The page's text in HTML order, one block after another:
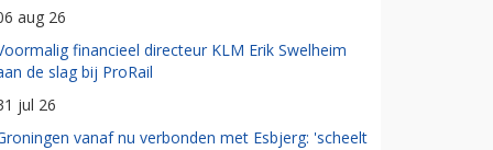
aug 26
financieel directeur KLM Erik Swelheim
de slag bij ProRail
jul 26
vanaf nu verbonden met Esbjerg: 'scheelt